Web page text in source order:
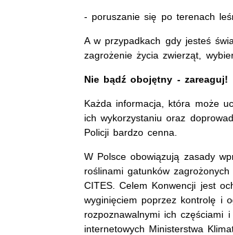
- poruszanie się po terenach
A w przypadkach gdy jesteś
zagrożenie życia zwierząt,
Nie bądź obojętny - zareaguj!
Każda informacja, która może
ich wykorzystaniu oraz
Policji bardzo cenna.
W Polsce obowiązują zasady
roślinami gatunków
CITES.Celem Konwencji jest
wyginięciem poprzez kontrolę i
rozpoznawalnymi ich częściami
internetowych Ministerstwa